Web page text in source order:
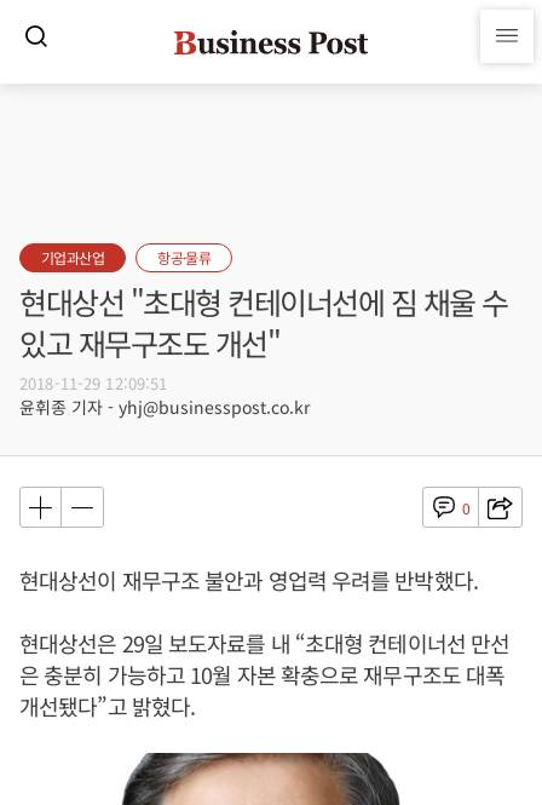
기업과산업 항공·물류
현대상선 "초대형 컨테이너선에 짐 채울 수
있고 재무구조도 개선"
2018-11-29 12:09:51
윤휘종 기자 - yhj@businesspost.co.kr
0
현대상선이 재무구조 불안과 영업력 우려를 반박했다.
현대상선은 29일 보도자료를 내 “초대형 컨테이너선 만선
은 충분히 가능하고 10월 자본 확충으로 재무구조도 대폭
개선됐다”고 밝혔다.